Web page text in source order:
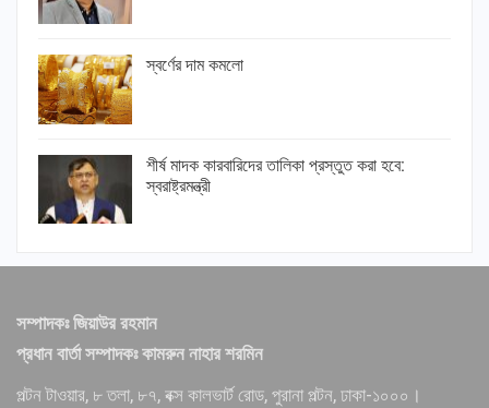
স্বর্ণের দাম কমলো
শীর্ষ মাদক কারবারিদের তালিকা প্রস্তুত করা হবে:
স্বরাষ্ট্রমন্ত্রী
সম্পাদকঃ জিয়াউর রহমান
প্রধান বার্তা সম্পাদকঃ কামরুন নাহার শরমিন
পল্টন টাওয়ার, ৮ তলা, ৮৭, বক্স কালভার্ট রোড, পুরানা পল্টন, ঢাকা-১০০০।